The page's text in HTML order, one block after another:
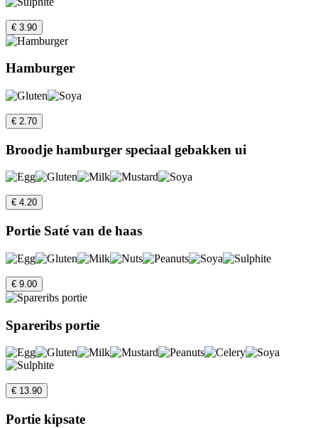
€ 3.90
Hamburger
€ 2.70
Broodje hamburger speciaal gebakken ui
€ 4.20
Portie Saté van de haas
€ 9.00
Spareribs portie
€ 13.90
Portie kipsate